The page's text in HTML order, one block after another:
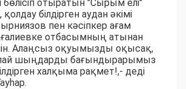
отыратын "Сырым елі"
білдірген аудан әкімі
пен кәсіпкер ағам
отбасымның атынан
Алаңсыз оқуымызды оқысақ,
шыңдарды бағындырарымыз
халқыма рақмет!,- деді